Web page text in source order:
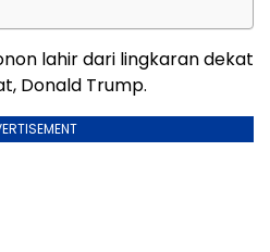
lahir dari lingkaran dekat
Donald Trump.